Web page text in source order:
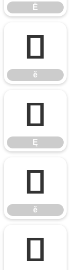
Ē
ĕ
ĕ
Ę
Ę
ě
ě
Ğ